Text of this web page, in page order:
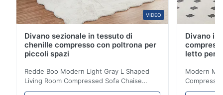
VIDEO
Divano sezionale in tessuto di
chenille compresso con poltrona per
piccoli spazi
Redde Boo Modern Light Gray L Shaped
Living Room Compressed Sofa Chaise
Lounge Product Overview High resilience
Divano in
letto per
Modern
Room